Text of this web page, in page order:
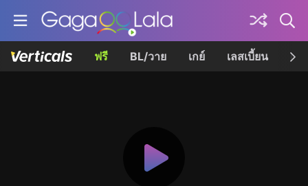
ฟรี BL/วาย เกย์ เลสเบี้ยน เค